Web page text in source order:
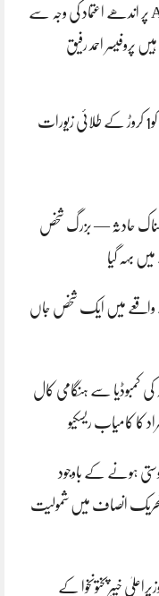
فتح حاصل ہو گی،AI پر اندھے اعتماد کی وجہ سے
پروفیسر احمد رفیق
کلرسیداں ڈکیتی‘ڈاکو1 کروڑ کے طلائی زیورات
حادثہ — بزرگ شخص
بہہ گیا
واقعے میں ایک شخص جاں
کی کمبوڈیا سے ہنگامی کال
ہونے کے باوجود
انصاف میں شمولیت
خیبرپختونخوا کے